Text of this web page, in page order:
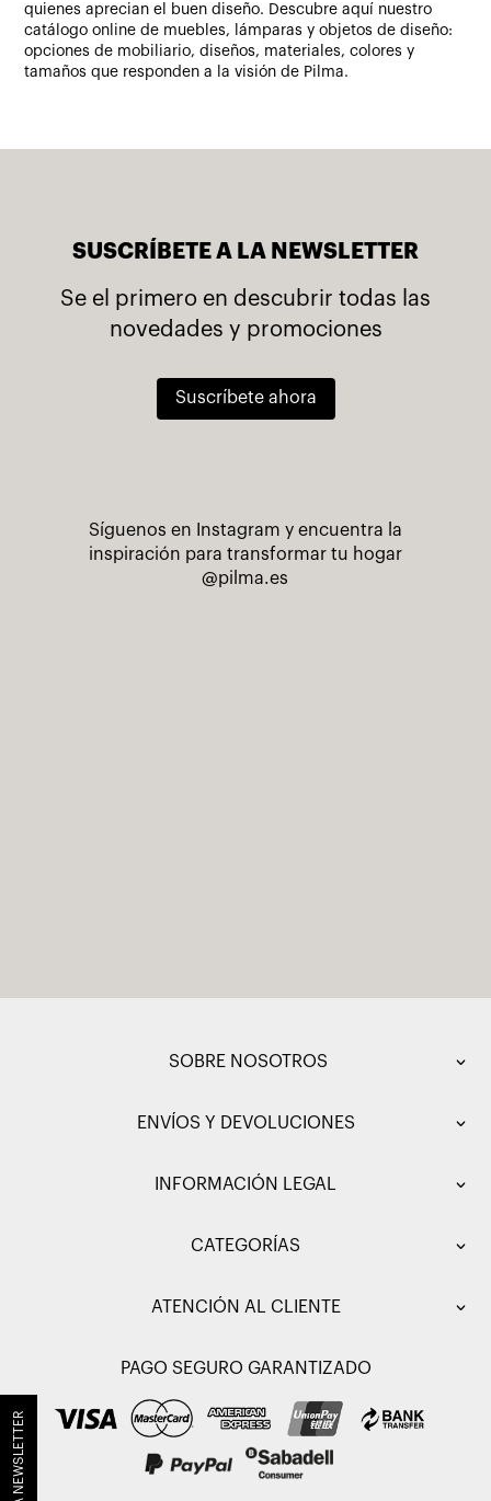
quienes aprecian el buen diseño. Descubre aquí nuestro
catálogo online de muebles, lámparas y objetos de diseño:
opciones de mobiliario, diseños, materiales, colores y
tamaños que responden a la visión de Pilma.
SUSCRÍBETE A LA NEWSLETTER
Se el primero en descubrir todas las
novedades y promociones
Suscríbete ahora
Síguenos en Instagram y encuentra la
inspiración para transformar tu hogar
@pilma.es
SOBRE NOSOTROS
ENVÍOS Y DEVOLUCIONES
INFORMACIÓN LEGAL
CATEGORÍAS
ATENCIÓN AL CLIENTE
PAGO SEGURO GARANTIZADO